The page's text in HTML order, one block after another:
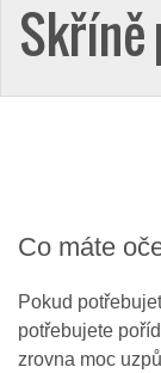
Skříně
Co máte
Pokud
potřebujete
zrovna moc